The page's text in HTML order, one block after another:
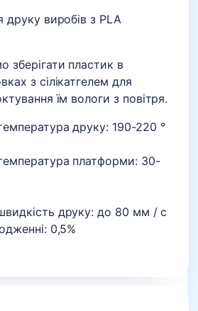
друку виробів з PLA
зберігати пластик в
з сілікатгелем для
їм вологи з повітря.
друку: 190-220 °
платформи: 30-
друку: до 80 мм / с
0,5%